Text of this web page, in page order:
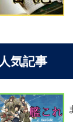
人気記事